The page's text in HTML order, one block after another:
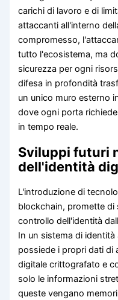
carichi di lavoro e di
attaccanti all'interno
compromesso,
tutto l'ecosistema, ma
sicurezza per ogni
difesa in profondità
un unico muro esterno
dove ogni porta
in tempo reale.
Sviluppi futuri
dell'identità
L'introduzione di
blockchain, promette di
controllo dell'identità
In un sistema di
possiede i propri dati di
digitale crittografato e
solo le informazioni
queste vengano